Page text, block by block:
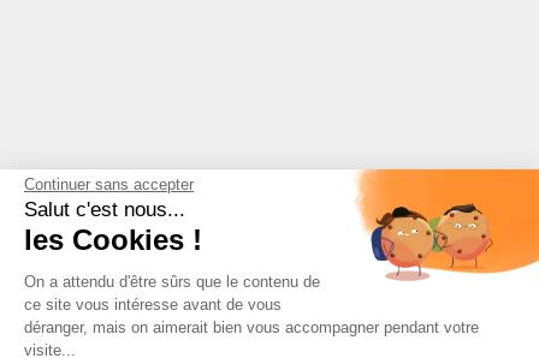
Continuer sans accepter
Salut c'est nous...
les Cookies !
On a attendu d'être sûrs que le contenu de
ce site vous intéresse avant de vous
déranger, mais on aimerait bien vous accompagner pendant votre
visite...